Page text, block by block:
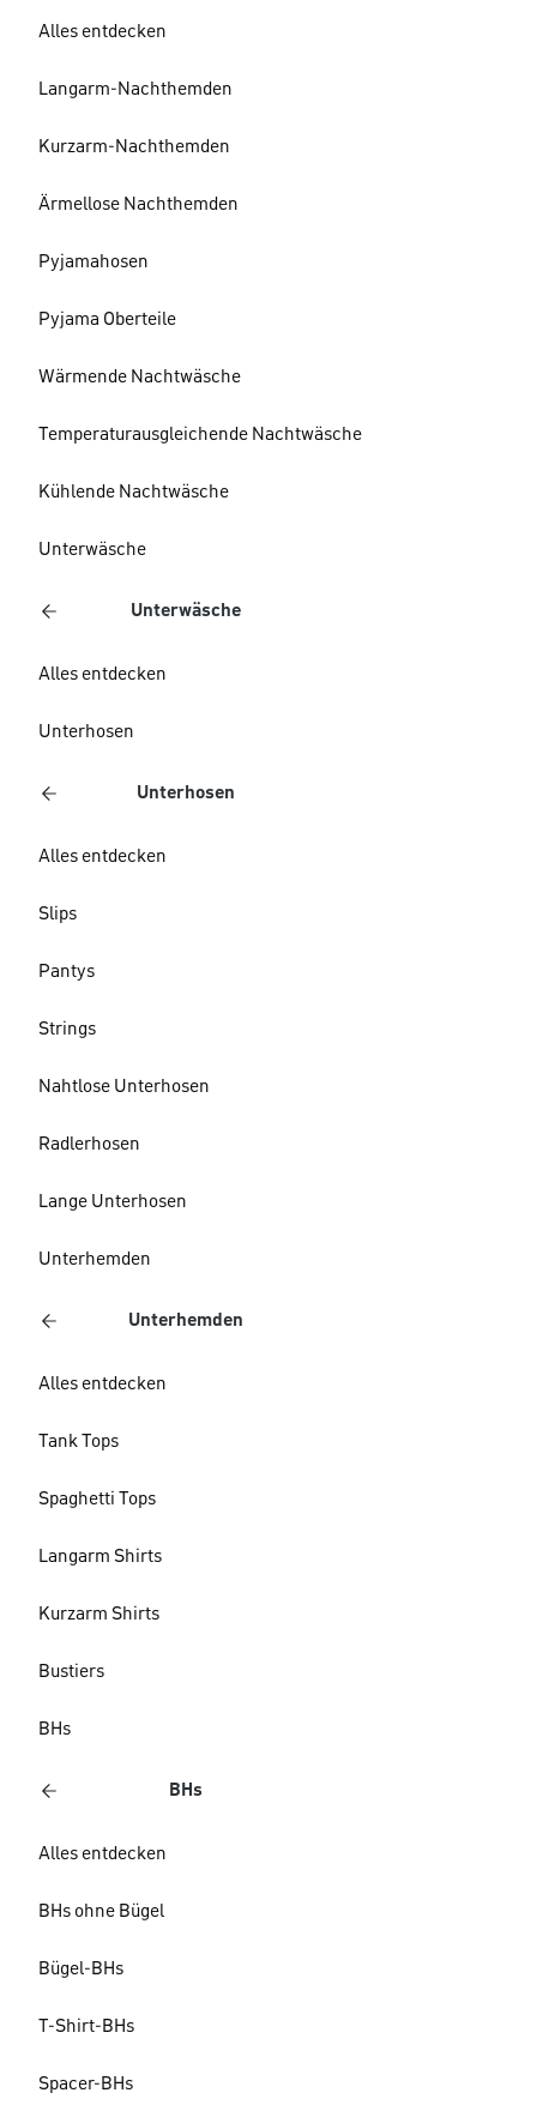
Alles entdecken
Langarm-Nachthemden
Kurzarm-Nachthemden
Ärmellose Nachthemden
Pyjamahosen
Pyjama Oberteile
Wärmende Nachtwäsche
Temperaturausgleichende Nachtwäsche
Kühlende Nachtwäsche
Unterwäsche
Unterwäsche
Alles entdecken
Unterhosen
Unterhosen
Alles entdecken
Slips
Pantys
Strings
Nahtlose Unterhosen
Radlerhosen
Lange Unterhosen
Unterhemden
Unterhemden
Alles entdecken
Tank Tops
Spaghetti Tops
Langarm Shirts
Kurzarm Shirts
Bustiers
BHs
BHs
Alles entdecken
BHs ohne Bügel
Bügel-BHs
T-Shirt-BHs
Spacer-BHs